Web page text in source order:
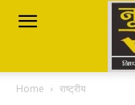
Nutan
Savera
Home राष्ट्रीय